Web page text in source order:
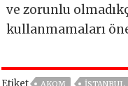
ve zorunlu
kullanmamaları
Etiket AKOM İSTANBUL